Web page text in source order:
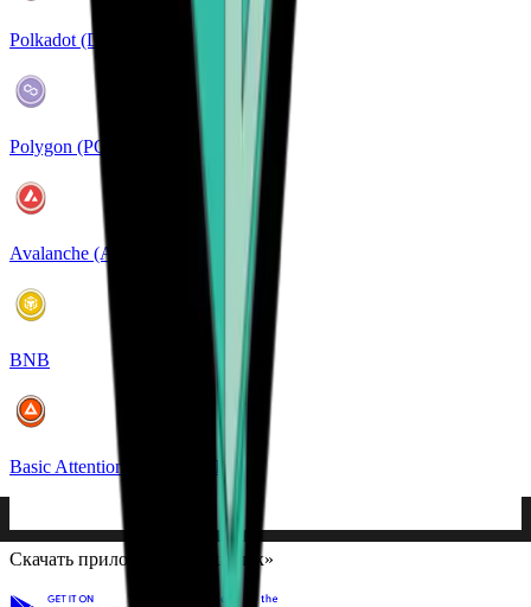
Polkadot (DOT)
Polygon (POL)
Avalanche (AVAX)
BNB
Basic Attention Token (BAT)
Скачать приложение «Кошелек»